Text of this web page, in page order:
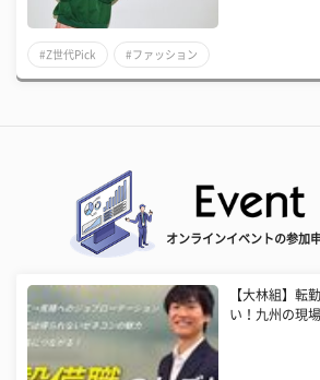
#Z世代Pick #ファッション
オンラインイベントの参加
【大林組】転
い！九州の現